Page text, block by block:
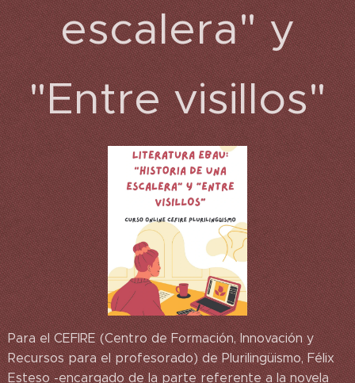
escalera" y
"Entre visillos"
Para el CEFIRE (Centro de Formación, Innovación y
Recursos para el profesorado) de Plurilingüismo, Félix
Esteso -encargado de la parte referente a la novela